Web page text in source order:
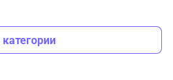
категории